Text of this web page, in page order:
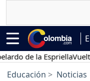
de la EspriellaVuelta a
Educación Noticias